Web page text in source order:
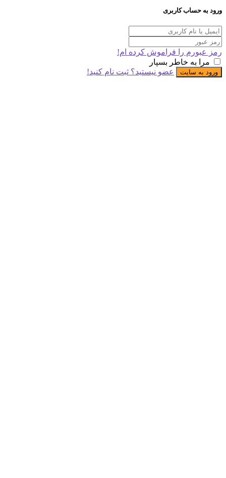
حساب کاربری
را فراموش کرده ام!
به خاطر بسپار
سایت عضو نیستید؟ ثبت نام کنید!